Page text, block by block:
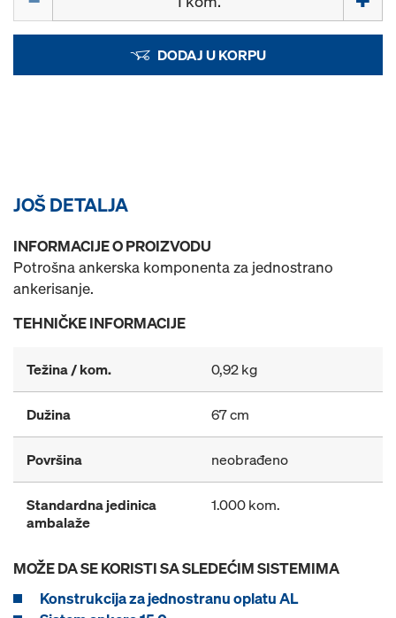
DODAJ U KORPU
JOŠ DETALJA
INFORMACIJE O PROIZVODU
Potrošna ankerska komponenta za jednostrano
ankerisanje.
TEHNIČKE INFORMACIJE
Težina / kom. 0,92 kg
Dužina 67 cm
Površina neobrađeno
Standardna jedinica
ambalaže
1.000 kom.
MOŽE DA SE KORISTI SA SLEDEĆIM SISTEMIMA
Konstrukcija za jednostranu oplatu AL